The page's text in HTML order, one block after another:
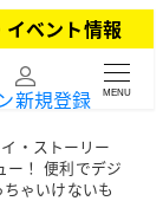
ベント情報
新規登録 MENU
イ・ストーリー
ー！ 便利でデジ
ゃいけないも